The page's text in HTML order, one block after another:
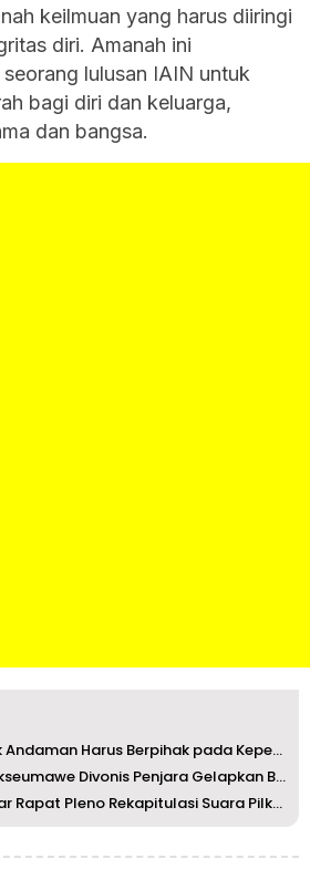
keilmuan yang harus diiringi
diri. Amanah ini
lulusan IAIN untuk
bagi diri dan keluarga,
dan bangsa.
Andaman Harus Berpihak pada Kepe...
Dua Karyawan FIF Lhokseumawe Divonis Penjara Gelapkan Bia...
Rapat Pleno Rekapitulasi Suara Pilk...